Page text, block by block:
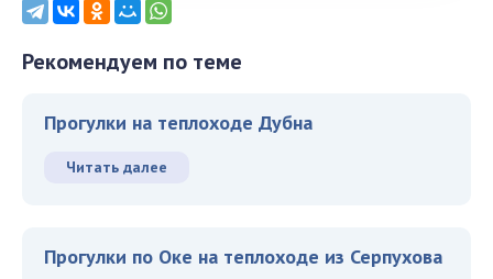
Рекомендуем по теме
Прогулки на теплоходе Дубна
Читать далее
Прогулки по Оке на теплоходе из Серпухова